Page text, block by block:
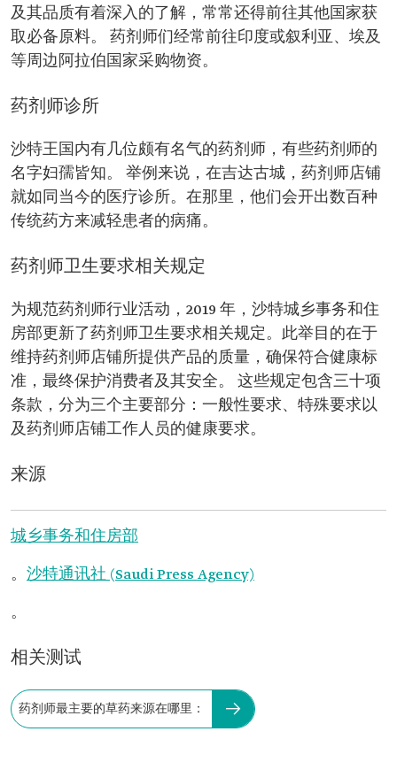
及其品质有着深入的了解，常常还得前往其他国家获
取必备原料。 药剂师们经常前往印度或叙利亚、埃及
等周边阿拉伯国家采购物资。
药剂师诊所
沙特王国内有几位颇有名气的药剂师，有些药剂师的
名字妇孺皆知。 举例来说，在吉达古城，药剂师店铺
就如同当今的医疗诊所。在那里，他们会开出数百种
传统药方来减轻患者的病痛。
药剂师卫生要求相关规定
为规范药剂师行业活动，2019 年，沙特城乡事务和住
房部更新了药剂师卫生要求相关规定。此举目的在于
维持药剂师店铺所提供产品的质量，确保符合健康标
准，最终保护消费者及其安全。 这些规定包含三十项
条款，分为三个主要部分：一般性要求、特殊要求以
及药剂师店铺工作人员的健康要求。
来源
城乡事务和住房部
。 沙特通讯社 (Saudi Press Agency)
。
相关测试
药剂师最主要的草药来源在哪里：